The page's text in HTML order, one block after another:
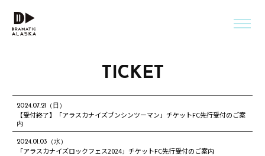
TICKET
2024.07.21（日）
【受付終了】「アラスカナイズブンシンツーマン」チケットFC先行受付のご案
内
2024.01.03（水）
「アラスカナイズロックフェス2024」チケットFC先行受付のご案内